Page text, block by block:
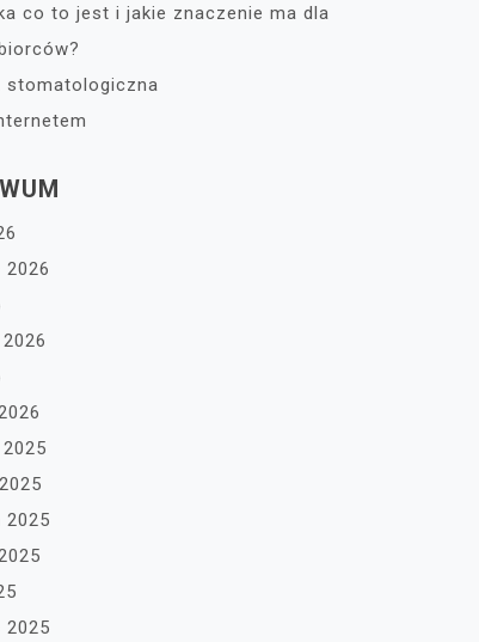
co to jest i jakie znaczenie ma dla
stomatologiczna
2025
2025